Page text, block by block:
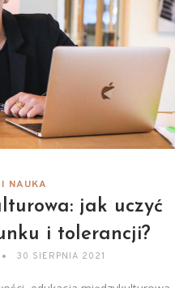
NAUKA
jak uczyć
i tolerancji?
30 SIERPNIA 2021